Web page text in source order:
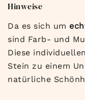
Hinweise
Da es sich um
sind Farb- und
Diese
Stein zu einem
natürliche